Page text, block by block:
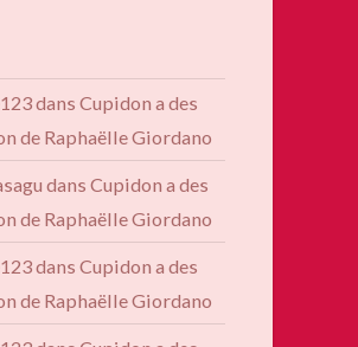
dans Cupidon a des
de Raphaëlle Giordano
dans Cupidon a des
de Raphaëlle Giordano
dans Cupidon a des
de Raphaëlle Giordano